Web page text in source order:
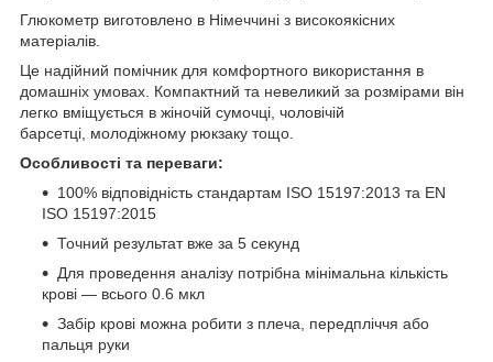
Глюкометр виготовлено в Німеччині з високоякісних
матеріалів.
Це надійний помічник для комфортного використання в
домашніх умовах. Компактний та невеликий за розмірами він
легко вміщується в жіночій сумочці, чоловічій
барсетці, молодіжному рюкзаку тощо.
Особливості та переваги:
100% відповідність стандартам ISO 15197:2013 та EN
ISO 15197:2015
Точний результат вже за 5 секунд
Для проведення аналізу потрібна мінімальна кількість
крові — всього 0.6 мкл
Забір крові можна робити з плеча, передпліччя або
пальця руки